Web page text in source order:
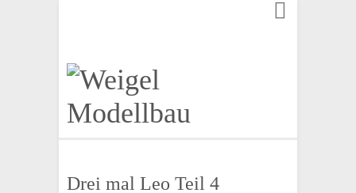
Drei mal Leo Teil 4